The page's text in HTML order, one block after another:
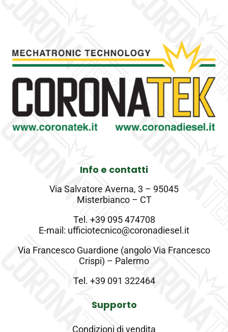
Info e contatti
Via Salvatore Averna, 3 – 95045
Misterbianco – CT
Tel. +39 095 474708
E-mail: ufficiotecnico@coronadiesel.it
Via Francesco Guardione (angolo Via Francesco
Crispi) – Palermo
Tel. +39 091 322464
Supporto
Condizioni di vendita